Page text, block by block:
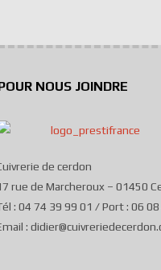
NOUS JOINDRE
de cerdon
rue de Marcheroux – 01450
: 04 74 39 99 01 / Port : 06
: